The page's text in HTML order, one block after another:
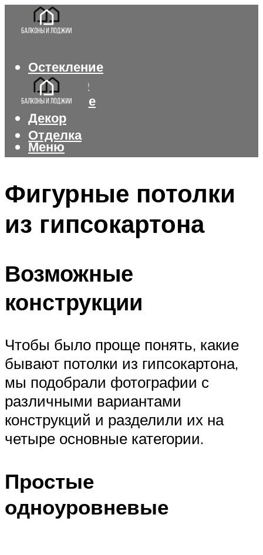
Остекление
Интерьер
Утепление
Декор
Отделка
Меню
Фигурные потолки
из гипсокартона
Возможные
конструкции
Чтобы было проще понять, какие
бывают потолки из гипсокартона,
мы подобрали фотографии с
различными вариантами
конструкций и разделили их на
четыре основные категории.
Простые
одноуровневые